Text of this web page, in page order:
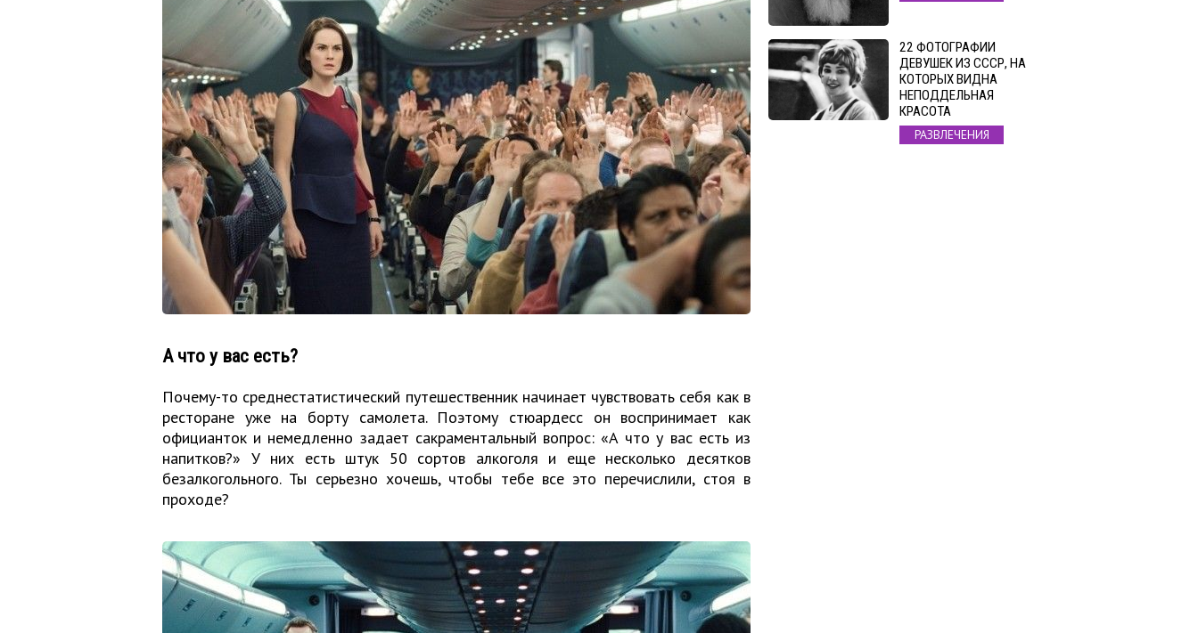
А что у вас есть?
Почему-то среднестатистический путешественник начинает чувствовать себя как в
ресторане уже на борту самолета. Поэтому стюардесс он воспринимает как
официанток и немедленно задает сакраментальный вопрос: «А что у вас есть из
напитков?» У них есть штук 50 сортов алкоголя и еще несколько десятков
безалкогольного. Ты серьезно хочешь, чтобы тебе все это перечислили, стоя в
проходе?
22 ФОТОГРАФИИ
ДЕВУШЕК ИЗ СССР, НА
КОТОРЫХ ВИДНА
НЕПОДДЕЛЬНАЯ
КРАСОТА
РАЗВЛЕЧЕНИЯ